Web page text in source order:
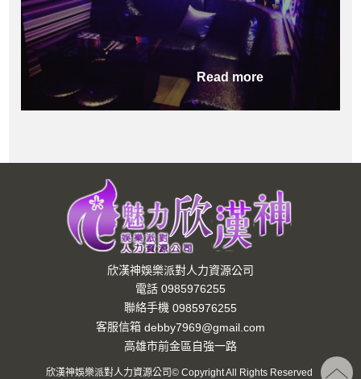
Read more
欣漢神娛樂派對人力資源公司
電話 0985976255
聯絡手機 0985976255
客服信箱 debby7969@gmail.com
高雄市前金區自強一路
欣漢神娛樂派對人力資源公司© Copyright All Rights Reserved